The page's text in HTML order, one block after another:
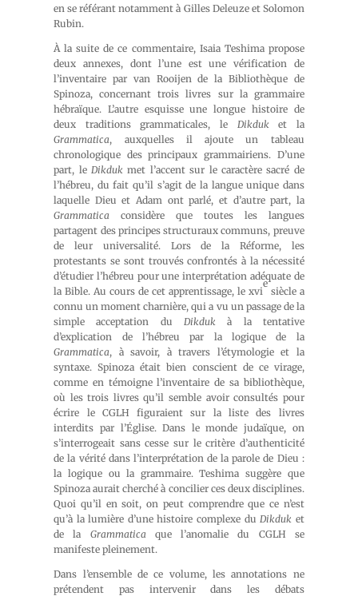
en se référant notamment à Gilles Deleuze et Solomon
Rubin.
À la suite de ce commentaire, Isaia Teshima propose
deux annexes, dont l’une est une vérification de
l’inventaire par van Rooijen de la Bibliothèque de
Spinoza, concernant trois livres sur la grammaire
hébraïque. L’autre esquisse une longue histoire de
deux traditions grammaticales, le Dikduket la
Grammatica, auxquelles il ajoute un tableau
chronologique des principaux grammairiens. D’une
part, le Dikduk met l’accent sur le caractère sacré de
l’hébreu, du fait qu’il s’agit de la langue unique dans
laquelle Dieu et Adam ont parlé, et d’autre part, la
Grammatica considère que toutes les langues
partagent des principes structuraux communs, preuve
de leur universalité. Lors de la Réforme, les
protestants se sont trouvés confrontés à la nécessité
d’étudier l’hébreu pour une interprétation adéquate de
la Bible. Au cours de cet apprentissage, le xvi
e
siècle a
connu un moment charnière, qui a vu un passage de la
simple acceptation du Dikduk à la tentative
d’explication de l’hébreu par la logique de la
Grammatica, à savoir, à travers l’étymologie et la
syntaxe. Spinoza était bien conscient de ce virage,
comme en témoigne l’inventaire de sa bibliothèque,
où les trois livres qu’il semble avoir consultés pour
écrire le CGLH figuraient sur la liste des livres
interdits par l’Église. Dans le monde judaïque, on
s’interrogeait sans cesse sur le critère d’authenticité
de la vérité dans l’interprétation de la parole de Dieu :
la logique ou la grammaire. Teshima suggère que
Spinoza aurait cherché à concilier ces deux disciplines.
Quoi qu’il en soit, on peut comprendre que ce n’est
qu’à la lumière d’une histoire complexe duDikduk et
de la Grammaticaque l’anomalie du CGLH se
manifeste pleinement.
Dans l’ensemble de ce volume, les annotations ne
prétendent pas intervenir dans les débats